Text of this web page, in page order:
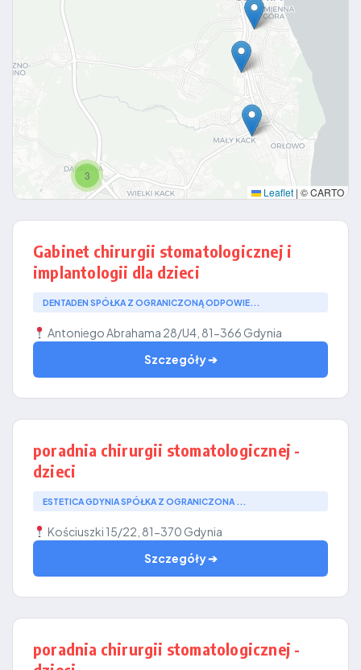
3
Leaflet | © CARTO
Gabinet chirurgii stomatologicznej i
implantologii dla dzieci
DENTADEN SPÓŁKA Z OGRANICZONĄ ODPOWIE...
Antoniego Abrahama 28/U4, 81-366 Gdynia
Szczegóły ➔
poradnia chirurgii stomatologicznej -
dzieci
ESTETICA GDYNIA SPÓŁKA Z OGRANICZONA ...
Kościuszki 15/22, 81-370 Gdynia
Szczegóły ➔
poradnia chirurgii stomatologicznej -